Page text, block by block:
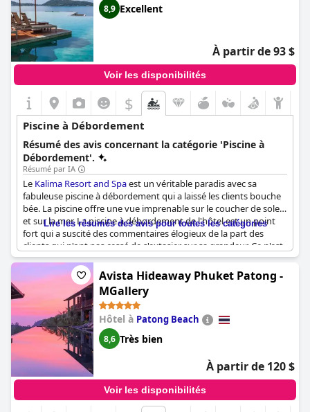
vous êtes à la recherche d'une expérience de baignade vraiment
spéciale, plongez dans la magnifique et exceptionnelle piscine à
débordement de l'
(Ayara Kamala Resort & Spa)
8,9 Excellent
À partir de 93 $
Voir les disponibilités
$
Piscine à Débordement
Résumé des avis concernant la catégorie 'Piscine à
Débordement'.
Résumé par IA
Le Kalima Resort and Spaest un véritable paradis avec sa
fabuleuse piscine à débordement qui a laissé les clients bouche
bée. La piscine offre une vue imprenable sur le coucher de soleil
et sur la mer. La piscine à débordement de l'hôtel est un point
fort qui a suscité des commentaires élogieux de la part des
clients qui n'ont pas cessé de s'extasier sur sa grandeur. Ce n'est
pas seulement la piscine, mais aussi les vues incroyables qu'elle
offre qui la rendent vraiment époustouflante. Si vous cherchez
un complexe hôtelier doté d'une piscine à débordement d'une
beauté époustouflante, ne cherchez pas plus loin que
Resort and Spa.
Lire les résumés des avis pour toutes les catégories
Avista Hideaway Phuket Patong -
MGallery
Hôtel à Patong Beach
8,6 Très bien
À partir de 120 $
Voir les disponibilités